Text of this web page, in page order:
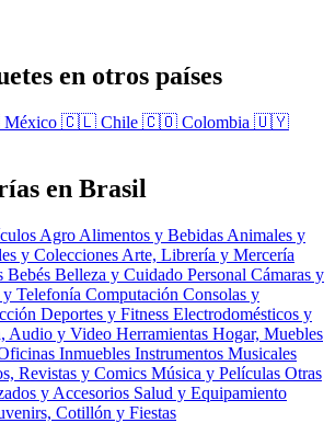
en otros países
🇨🇱 Chile 🇨🇴 Colombia 🇺🇾
en Brasil
Agro Alimentos y Bebidas Animales y
y Colecciones Arte, Librería y Mercería
Bebés Belleza y Cuidado Personal Cámaras y
Telefonía Computación Consolas y
Deportes y Fitness Electrodomésticos y
Audio y Video Herramientas Hogar, Muebles
Inmuebles Instrumentos Musicales
Revistas y Comics Música y Películas Otras
y Accesorios Salud y Equipamiento
Cotillón y Fiestas